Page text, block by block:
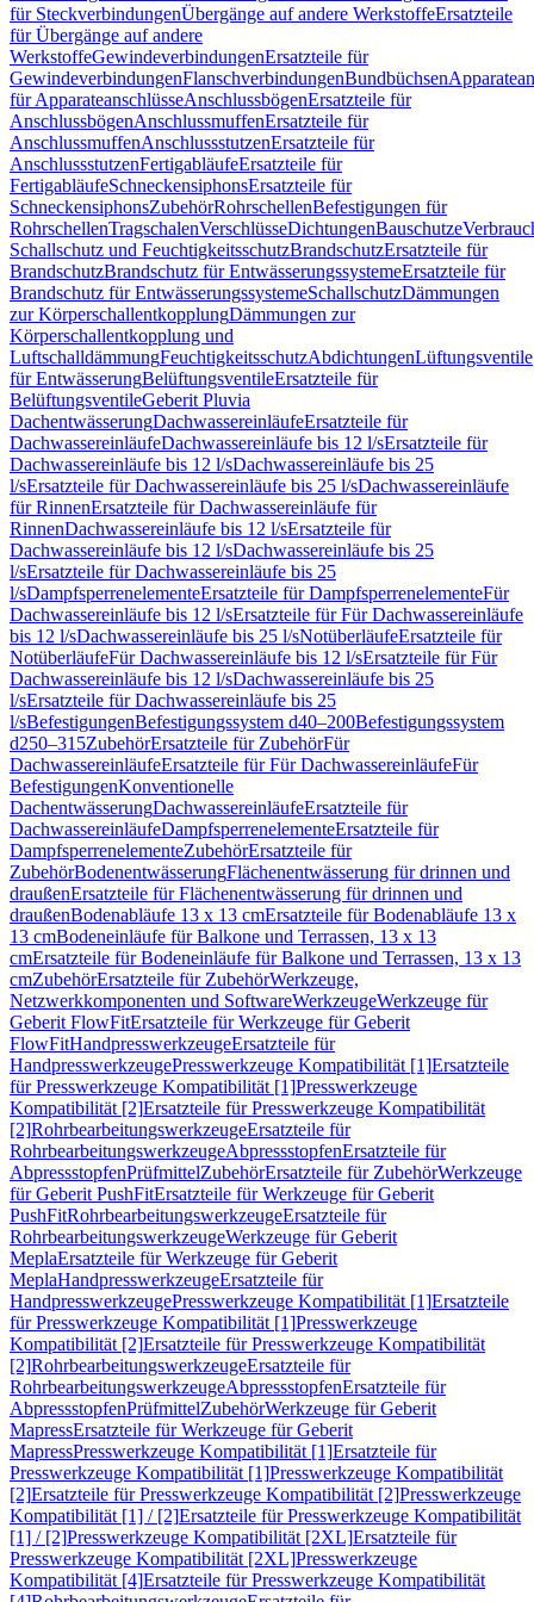
für SteckverbindungenÜbergänge auf andere WerkstoffeErsatzteile
für Übergänge auf andere
WerkstoffeGewindeverbindungenErsatzteile für
GewindeverbindungenFlanschverbindungenBundbüchsen
für ApparateanschlüsseAnschlussbögenErsatzteile für
AnschlussbögenAnschlussmuffenErsatzteile für
AnschlussmuffenAnschlussstutzenErsatzteile für
AnschlussstutzenFertigabläufeErsatzteile für
FertigabläufeSchneckensiphonsErsatzteile für
SchneckensiphonsZubehörRohrschellenBefestigungen für
RohrschellenTragschalenVerschlüsseDichtungenBauschutze
Schallschutz und FeuchtigkeitsschutzBrandschutzErsatzteile für
BrandschutzBrandschutz für EntwässerungssystemeErsatzteile für
Brandschutz für EntwässerungssystemeSchallschutzDämmungen
zur KörperschallentkopplungDämmungen zur
Körperschallentkopplung und
LuftschalldämmungFeuchtigkeitsschutzAbdichtungenLüftungsventile
für EntwässerungBelüftungsventileErsatzteile für
BelüftungsventileGeberit Pluvia
DachentwässerungDachwassereinläufeErsatzteile für
DachwassereinläufeDachwassereinläufe bis 12 l/sErsatzteile für
Dachwassereinläufe bis 12 l/sDachwassereinläufe bis 25
l/sErsatzteile für Dachwassereinläufe bis 25 l/sDachwassereinläufe
für RinnenErsatzteile für Dachwassereinläufe für
RinnenDachwassereinläufe bis 12 l/sErsatzteile für
Dachwassereinläufe bis 12 l/sDachwassereinläufe bis 25
l/sErsatzteile für Dachwassereinläufe bis 25
l/sDampfsperrenelementeErsatzteile für DampfsperrenelementeFür
Dachwassereinläufe bis 12 l/sErsatzteile für Für Dachwassereinläufe
bis 12 l/sDachwassereinläufe bis 25 l/sNotüberläufeErsatzteile für
NotüberläufeFür Dachwassereinläufe bis 12 l/sErsatzteile für Für
Dachwassereinläufe bis 12 l/sDachwassereinläufe bis 25
l/sErsatzteile für Dachwassereinläufe bis 25
l/sBefestigungenBefestigungssystem d40–200Befestigungssystem
d250–315ZubehörErsatzteile für ZubehörFür
DachwassereinläufeErsatzteile für Für DachwassereinläufeFür
BefestigungenKonventionelle
DachentwässerungDachwassereinläufeErsatzteile für
DachwassereinläufeDampfsperrenelementeErsatzteile für
DampfsperrenelementeZubehörErsatzteile für
ZubehörBodenentwässerungFlächenentwässerung für drinnen und
draußenErsatzteile für Flächenentwässerung für drinnen und
draußenBodenabläufe 13 x 13 cmErsatzteile für Bodenabläufe 13 x
13 cmBodeneinläufe für Balkone und Terrassen, 13 x 13
cmErsatzteile für Bodeneinläufe für Balkone und Terrassen, 13 x 13
cmZubehörErsatzteile für ZubehörWerkzeuge,
Netzwerkkomponenten und SoftwareWerkzeugeWerkzeuge für
Geberit FlowFitErsatzteile für Werkzeuge für Geberit
FlowFitHandpresswerkzeugeErsatzteile für
HandpresswerkzeugePresswerkzeuge Kompatibilität [1]Ersatzteile
für Presswerkzeuge Kompatibilität [1]Presswerkzeuge
Kompatibilität [2]Ersatzteile für Presswerkzeuge Kompatibilität
[2]RohrbearbeitungswerkzeugeErsatzteile für
RohrbearbeitungswerkzeugeAbpressstopfenErsatzteile für
AbpressstopfenPrüfmittelZubehörErsatzteile für ZubehörWerkzeuge
für Geberit PushFitErsatzteile für Werkzeuge für Geberit
PushFitRohrbearbeitungswerkzeugeErsatzteile für
RohrbearbeitungswerkzeugeWerkzeuge für Geberit
MeplaErsatzteile für Werkzeuge für Geberit
MeplaHandpresswerkzeugeErsatzteile für
HandpresswerkzeugePresswerkzeuge Kompatibilität [1]Ersatzteile
für Presswerkzeuge Kompatibilität [1]Presswerkzeuge
Kompatibilität [2]Ersatzteile für Presswerkzeuge Kompatibilität
[2]RohrbearbeitungswerkzeugeErsatzteile für
RohrbearbeitungswerkzeugeAbpressstopfenErsatzteile für
AbpressstopfenPrüfmittelZubehörWerkzeuge für Geberit
MapressErsatzteile für Werkzeuge für Geberit
MapressPresswerkzeuge Kompatibilität [1]Ersatzteile für
Presswerkzeuge Kompatibilität [1]Presswerkzeuge Kompatibilität
[2]Ersatzteile für Presswerkzeuge Kompatibilität [2]Presswerkzeuge
Kompatibilität [1] / [2]Ersatzteile für Presswerkzeuge Kompatibilität
[1] / [2]Presswerkzeuge Kompatibilität [2XL]Ersatzteile für
Presswerkzeuge Kompatibilität [2XL]Presswerkzeuge
Kompatibilität [4]Ersatzteile für Presswerkzeuge Kompatibilität